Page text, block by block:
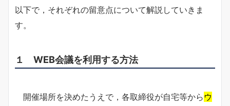
以下で，それぞれの留意点について解説していきま
す。
１ WEB会議を利用する方法
開催場所を決めたうえで，各取締役が自宅等から ウ